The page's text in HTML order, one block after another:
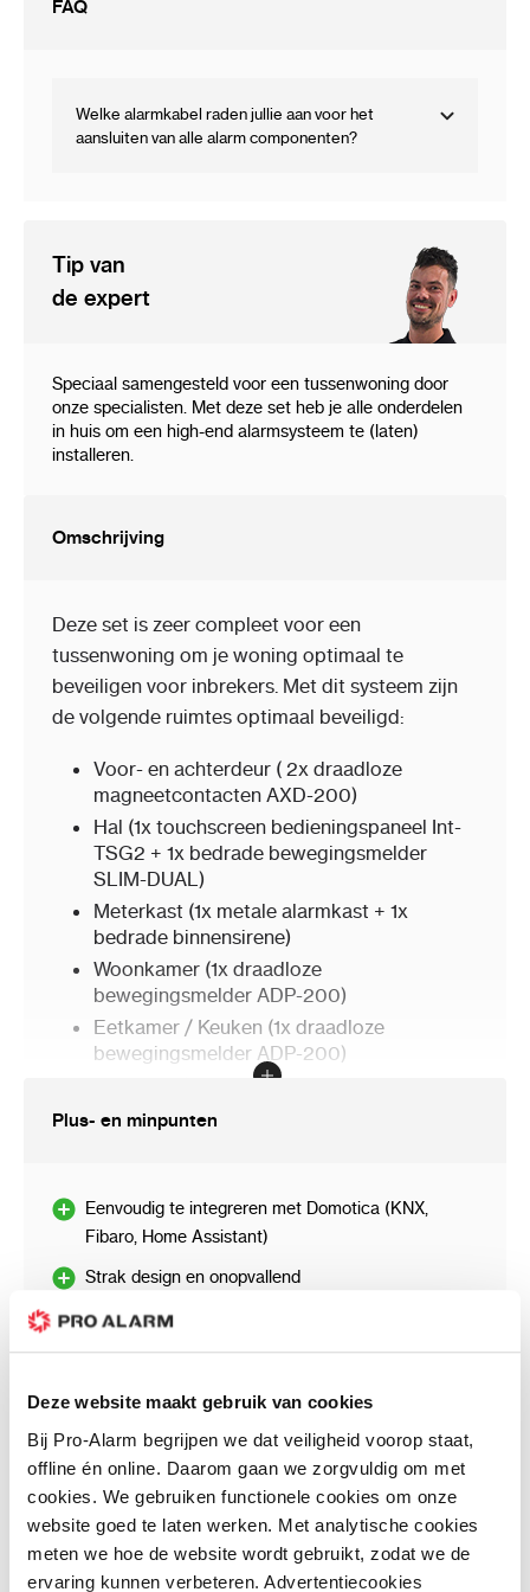
Deze website maakt gebruik van cookies
Bij Pro-Alarm begrijpen we dat veiligheid voorop staat,
offline én online. Daarom gaan we zorgvuldig om met
cookies. We gebruiken functionele cookies om onze
website goed te laten werken. Met analytische cookies
meten we hoe de website wordt gebruikt, zodat we de
ervaring kunnen verbeteren. Advertentiecookies
FAQ
Welke alarmkabel raden jullie aan voor het
aansluiten van alle alarm componenten?
Tip van
de expert
Speciaal samengesteld voor een tussenwoning door
onze specialisten. Met deze set heb je alle onderdelen
in huis om een high-end alarmsysteem te (laten)
installeren.
Omschrijving
Deze set is zeer compleet voor een
tussenwoning om je woning optimaal te
beveiligen voor inbrekers. Met dit systeem zijn
de volgende ruimtes optimaal beveiligd:
Voor- en achterdeur ( 2x draadloze
magneetcontacten AXD-200)
Hal (1x touchscreen bedieningspaneel Int-
TSG2 + 1x bedrade bewegingsmelder
SLIM-DUAL)
Meterkast (1x metale alarmkast + 1x
bedrade binnensirene)
Woonkamer (1x draadloze
bewegingsmelder ADP-200)
Eetkamer / Keuken (1x draadloze
bewegingsmelder ADP-200)
Overloop (1x draadloze bewegingsmelder
ADP-200)
Buiten (1x Flitser bedraad, meerprijs
draadloze flitser+ sirene 49,00 incl. btw)
Het alarm systeem is eenvoudig te bedienen
met een app voor Iphone of Android. Daarnaast
alarmsysteem volledig te bedienen.
Mocht je willen koppelen met Fibaro Home
Center of Home Assistant dan is dat mogelijk
zonder extra onderdelen aan te schaffen. Zo
kan je eenvoudig alle lampen uit laten zetten
wanneer je het huis verlaat. Of juist aanzetten
Plus- en minpunten
Eenvoudig te integreren met Domotica (KNX,
Fibaro, Home Assistant)
Strak design en onopvallend
Touchscreen moet bekabeld aangesloten worden,
1 x per 2 jaar preventief batterijen vervangen van
de draadloze melders
Klantenreviews